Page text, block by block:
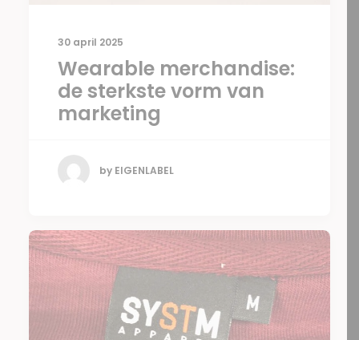
30 april 2025
Wearable merchandise:
de sterkste vorm van
marketing
by EIGENLABEL